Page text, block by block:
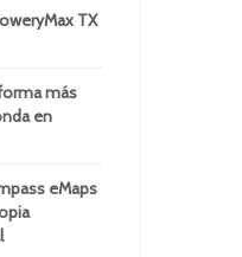
TX
más
en
eMaps